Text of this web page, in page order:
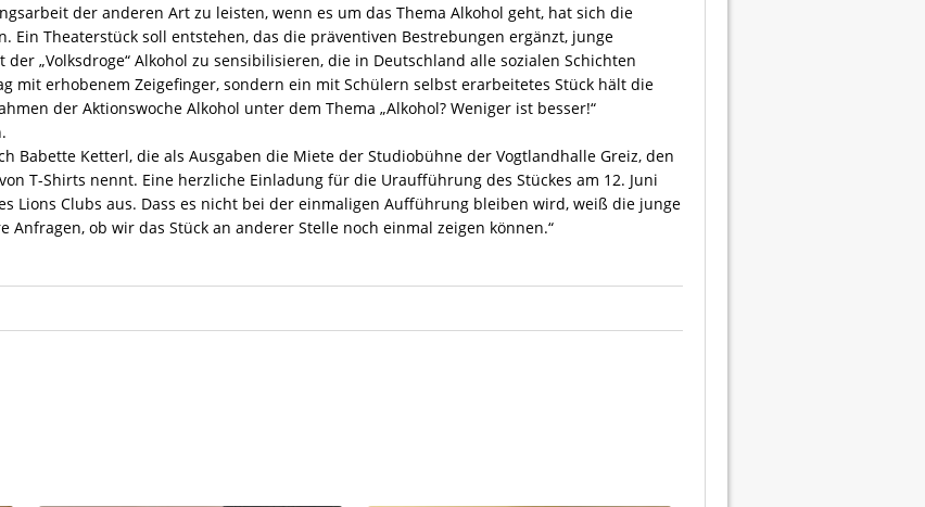
der anderen Art zu leisten, wenn es um das Thema Alkohol geht, hat sich die
Ein Theaterstück soll entstehen, das die präventiven Bestrebungen ergänzt, junge
„Volksdroge“ Alkohol zu sensibilisieren, die in Deutschland alle sozialen Schichten
mit erhobenem Zeigefinger, sondern ein mit Schülern selbst erarbeitetes Stück hält die
der Aktionswoche Alkohol unter dem Thema „Alkohol? Weniger ist besser!“
Babette Ketterl, die als Ausgaben die Miete der Studiobühne der Vogtlandhalle Greiz, den
T-Shirts nennt. Eine herzliche Einladung für die Uraufführung des Stückes am 12. Juni
Lions Clubs aus. Dass es nicht bei der einmaligen Aufführung bleiben wird, weiß die junge
Anfragen, ob wir das Stück an anderer Stelle noch einmal zeigen können.“